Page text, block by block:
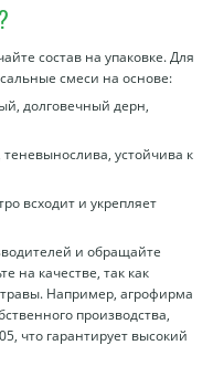
состав на упаковке. Для
смеси на основе:
долговечный дерн,
устойчива к
всходит и укрепляет
и обращайте
на качестве, так как
Например, агрофирма
производства,
что гарантирует высокий